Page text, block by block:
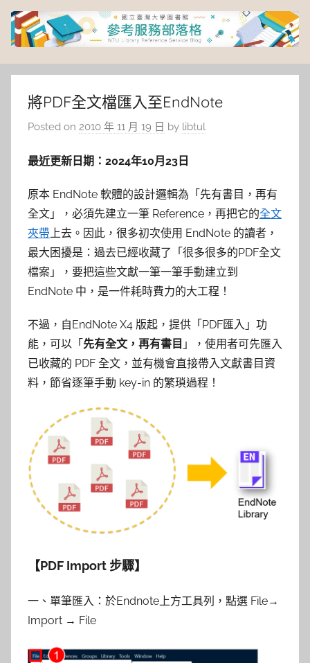
Skip
content
臺
灣
大
學
圖
書
館
參
考
服
部
落
將PDF全文檔匯入至EndNote
Posted on 2010 年 11 月 19 日 by libtul
最近更新日期：2024年10月23日
原本 EndNote 軟體的設計邏輯為「先有書目，再有
全文」，必須先建立一筆 Reference，再把它的全文
夾帶上去。因此，很多初次使用 EndNote 的讀者，
最大困擾是：過去已經收藏了「很多很多的PDF全文
檔案」，要把這些文獻一筆一筆手動建立到
EndNote 中，是一件耗時費力的大工程！
不過，自EndNote X4 版起，提供「PDF匯入」功
能，可以「先有全文，再有書目 」，使用者可先匯入
已收藏的 PDF 全文，並有機會直接帶入文獻書目資
料，節省逐筆手動 key-in 的繁瑣過程！
【PDF Import 步驟】
一、單筆匯入：於Endnote上方工具列，點選 File→
Import → File